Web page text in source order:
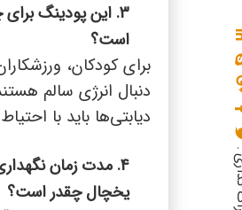
3. این پودینگ
است؟
برای کودکان،
دنبال انرژی سالم
دیابتی‌ها باید با
4. مدت زمان
یخچال چقدر است؟
: